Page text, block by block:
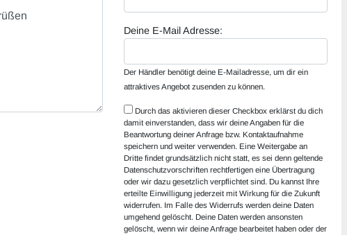
Deine E-Mail Adresse:
Der Händler benötigt deine E-Mailadresse, um dir ein
attraktives Angebot zusenden zu können.
Durch das aktivieren dieser Checkbox erklärst du dich
damit einverstanden, dass wir deine Angaben für die
Beantwortung deiner Anfrage bzw. Kontaktaufnahme
speichern und weiter verwenden. Eine Weitergabe an
Dritte findet grundsätzlich nicht statt, es sei denn geltende
Datenschutzvorschriften rechtfertigen eine Übertragung
oder wir dazu gesetzlich verpflichtet sind. Du kannst Ihre
erteilte Einwilligung jederzeit mit Wirkung für die Zukunft
widerrufen. Im Falle des Widerrufs werden deine Daten
umgehend gelöscht. Deine Daten werden ansonsten
gelöscht, wenn wir deine Anfrage bearbeitet haben oder der